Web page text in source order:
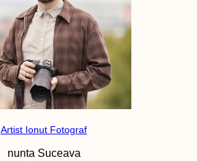
Artist Ionut Fotograf
nunta Suceava